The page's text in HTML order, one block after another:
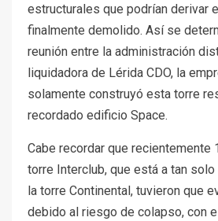
estructurales que podrían derivar
finalmente demolido. Así se
reunión entre la administración
liquidadora de Lérida CDO, la
solamente construyó esta torre
recordado edificio Space.
Cabe recordar que recientemente
torre Interclub, que está a tan
la torre Continental, tuvieron que
debido al riesgo de colapso, con